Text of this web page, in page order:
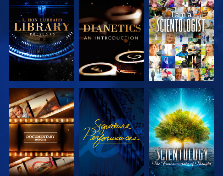
UTFORSKA
SERIEN
UTFORSKA
SERIEN
TITTA
UTFORSKA
SERIEN
TITTA
UTFORSKA
SERIEN